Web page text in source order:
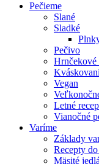
Pečieme
Slané
Sladké
Pečivo
Hrnčekové
Vegan
Letné
Vianočné
Varíme
Základy
Recepty
Mäsité jedlá